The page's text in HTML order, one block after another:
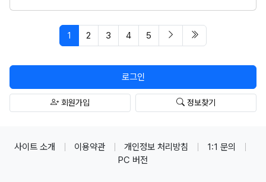
1 페이지 현재
2 3 4 5 다음 페이지
로그인
회원가입 정보찾기
사이트 소개 이용약관 개인정보 처리방침
1:1 문의
PC 버전